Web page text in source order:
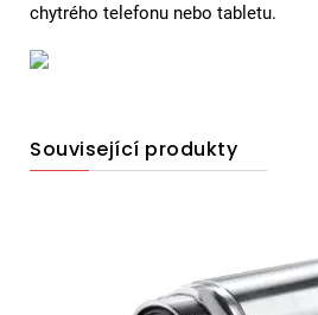
chytrého telefonu nebo tabletu.
Související produkty